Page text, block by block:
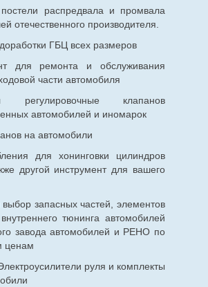
распредвала и промвала
отечественного производителя.
ГБЦ всех размеров
для ремонта и обслуживания
части автомобиля
клапанов
автомобилей и иномарок
на автомобили
для хонинговки цилиндров
другой инструмент для вашего
запасных частей, элементов
тюнинга автомобилей
завода автомобилей и РЕНО по
ценам
руля и комплекты